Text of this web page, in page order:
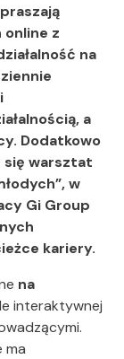
z
na
a
Dodatkowo
się warsztat
w
Gi Group
kariery.
na
interaktywnej
ma